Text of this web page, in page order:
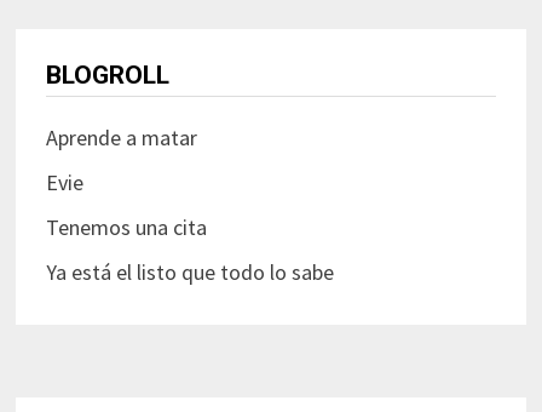
BLOGROLL
Aprende a matar
Evie
Tenemos una cita
Ya está el listo que todo lo sabe